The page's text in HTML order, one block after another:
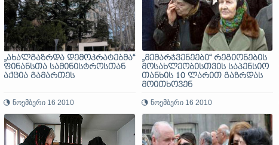
„ახალგაზრდა დემოკრატებმა“
ფინანსთა სამინისტროსთან
აქცია გამართეს
ნოემბერი 16 2010
„მემარჯვენეები“ რეგიონების
მოსახლეობისთვის საპენსიო
თანხის 10 ლარით გაზრდას
მოითხოვენ
ნოემბერი 16 2010